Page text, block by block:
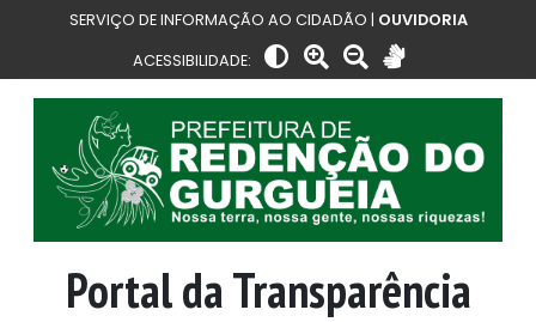
SERVIÇO DE INFORMAÇÃO AO CIDADÃO | OUVIDORIA
ACESSIBILIDADE:
Portal da Transparência